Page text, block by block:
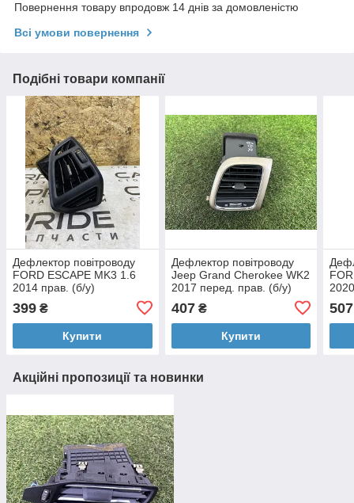
Повернення товару впродовж 14 днів за домовленістю
Всі умови повернення
Подібні товари компанії
Дефлектор повітроводу
FORD ESCAPE MK3 1.6
2014 прав. (б/у)
399 ₴
Купити
Дефлектор повітроводу
Jeep Grand Cherokee WK2
2017 перед. прав. (б/у)
407₴
Купити
507
Акційні пропозиції та новинки